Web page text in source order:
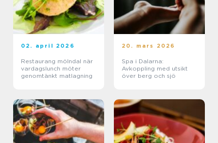
02. april 2026
Restaurang mölndal när
vardagslunch möter
genomtänkt matlagning
20. mars 2026
Spa i Dalarna:
Avkoppling med utsikt
över berg och sjö